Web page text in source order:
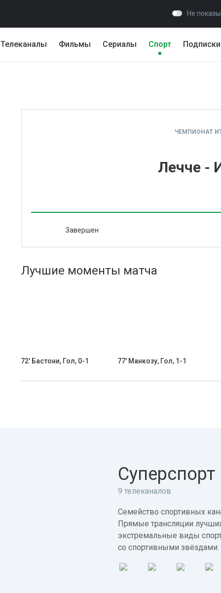
Не
Телеканалы Фильмы Сериалы Спорт Подписки
ЧЕМПИОНАТ
Лечче -
Завершен
Лучшие моменты матча
72' Бастони, Гол, 0-1 77' Манкозу, Гол, 1-1
Суперспорт
9 телеканалов
Семейство спортивных
Прямые трансляции
экстремальные виды
со спортивными звёздами.